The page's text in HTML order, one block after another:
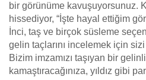
bir görünüme kavuşuyorsunuz.
hissediyor, “İşte hayal ettiğim
İnci, taş ve birçok süsleme
gelin taçlarını incelemek için
Bizim imzamızı taşıyan bir
kamaştıracağınıza, yıldız gibi